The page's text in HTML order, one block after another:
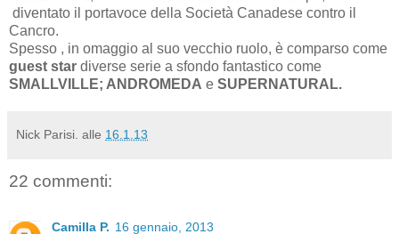
diventato il portavoce della Società Canadese contro il
Cancro.
Spesso , in omaggio al suo vecchio ruolo, è comparso come
guest star diverse serie a sfondo fantastico come
SMALLVILLE; ANDROMEDA e SUPERNATURAL.
Nick Parisi. alle 16.1.13
22 commenti:
Camilla P. 16 gennaio, 2013